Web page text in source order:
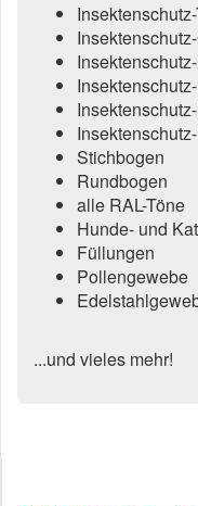
Stichbogen
Rundbogen
alle RAL-Töne
Hunde- und
Füllungen
Pollengewebe
...und vieles mehr!